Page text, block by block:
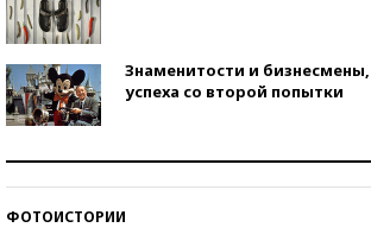
Знаменитости и
успеха со второй попытки
ФОТОИСТОРИИ